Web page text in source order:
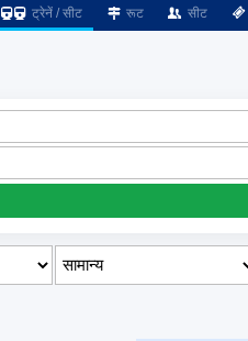
ट्रेनें / सीट रूट सीट